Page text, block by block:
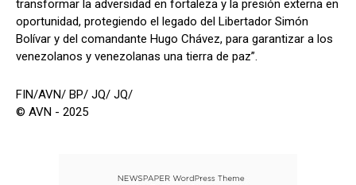
transformar la adversidad en fortaleza y la presión externa en
oportunidad, protegiendo el legado del Libertador Simón
Bolívar y del comandante Hugo Chávez, para garantizar a los
venezolanos y venezolanas una tierra de paz”.
FIN/AVN/ BP/ JQ/ JQ/
© AVN - 2025